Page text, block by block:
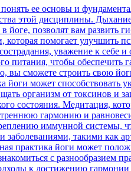
медитацию и достижение состояния созерцания — самадхи. Погружение в эти принципы и термины йоги позволит вам лучше понять и ощутить глубину и ценность этой древней практики. Начните свой путь йоги, изучая основы и открывая новые горизонты в области физического и духовного развития. Поиск преподавателя, который подойдет именно вам Когда ищете инструктора йоги, важно учесть ваш личный опыт, физическую форму, цели и предпочтения в стиле йоги. Если только начинаете, может быть полезно отдать предпочтение инструктору, специализирующемуся на введении в йогу для начинающих. Если же имеется некоторый опыт, то стоит искать инструктора, способного расширить вашу практику и предложить новые испытания. Хороший инструктор должен обладать соответствующей аккредитацией и иметь опыт преподавания. Рекомендуется узнать о квалификации и сертификации, чтобы быть уверенным в его профессионализме и знании. Дополнительным плюсом может быть специализация инструктора на определенном стиле йоги или на особых требованиях, таких как йога для беременных или для людей с определенными физическими ограничениями. Для поиска подходящего инструктора можно обратиться к друзьям или знакомым, которые занимаются йогой и уже нашли своего инструктора. Также можно обратиться в местные студии йоги или использовать онлайн-ресурсы, где можно найти информацию о зарегистрированных инструкторах в вашем районе. Используйте возможности онлайн-поиска для получения широкого выбора инструкторов; Ознакомьтесь с отзывами и рейтингами, чтобы узнать о репутации